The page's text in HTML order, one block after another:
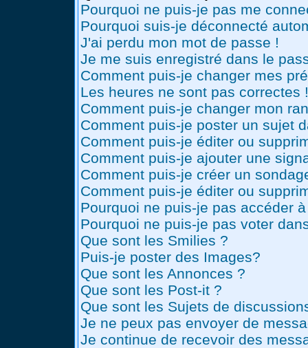
Pourquoi ne puis-je pas me
Pourquoi suis-je déconnecté
J'ai perdu mon mot de passe !
Je me suis enregistré dans le
Comment puis-je changer mes
Les heures ne sont pas correctes !
Comment puis-je changer mon
Comment puis-je poster un sujet
Comment puis-je éditer ou
Comment puis-je ajouter une
Comment puis-je créer un
Comment puis-je éditer ou
Pourquoi ne puis-je pas accéder
Pourquoi ne puis-je pas voter
Que sont les Smilies ?
Puis-je poster des Images?
Que sont les Annonces ?
Que sont les Post-it ?
Que sont les Sujets de
Je ne peux pas envoyer de
Je continue de recevoir des